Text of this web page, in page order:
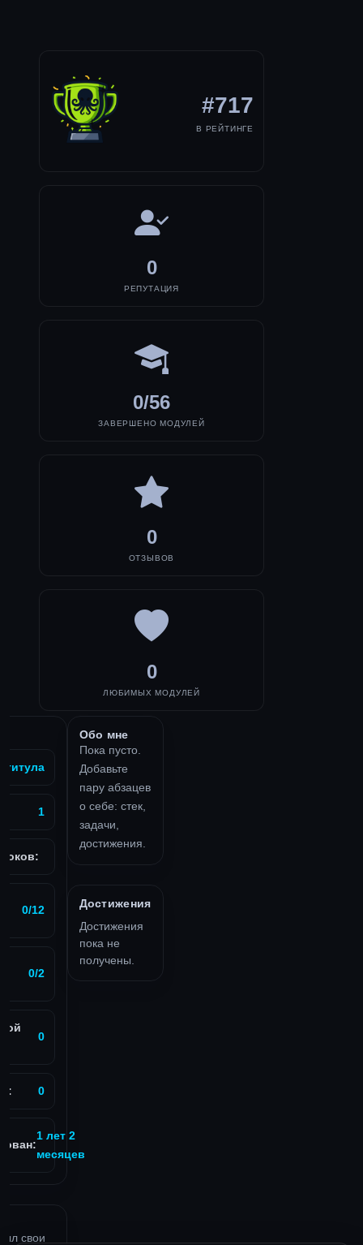
#717
В РЕЙТИНГЕ
0
РЕПУТАЦИЯ
0/56
ЗАВЕРШЕНО МОДУЛЕЙ
0
ОТЗЫВОВ
0
ЛЮБИМЫХ МОДУЛЕЙ
титула
1
0/12
0/2
0
0
1 лет 2
месяцев
свои
Обо мне
Пока пусто.
Добавьте
пару абзацев
о себе: стек,
задачи,
достижения.
Достижения
Достижения
пока не
получены.